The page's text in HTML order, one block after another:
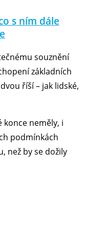
s ním dále
souznění
základních
říší – jak lidské,
neměly, i
podmínkách
než by se dožily